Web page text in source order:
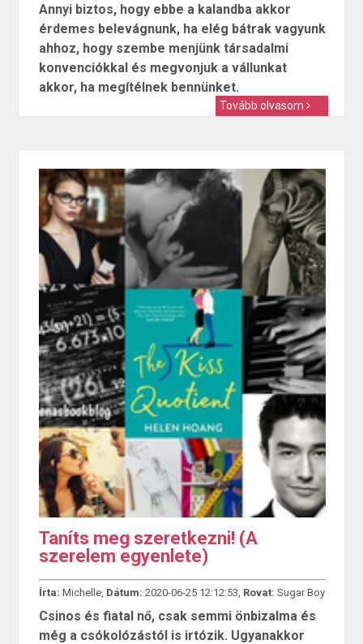
Annyi biztos, hogy ebbe a kalandba akkor
érdemes belevágnunk, ha elég bátrak vagyunk
ahhoz, hogy szembe menjünk társadalmi
konvenciókkal és megvonjuk a vállunkat
akkor, ha megítélnek bennünket.
Tovább olvasom
Taníts meg szeretkezni! (A
szerelem egyenlete)
Írta: Michelle, Dátum: 2020-06-25 12:12:53, Rovat: Sugar Boy
Csinos és fiatal nő, csak semmi önbizalma és
még a csókolózástól is irtózik. Ugyanakkor